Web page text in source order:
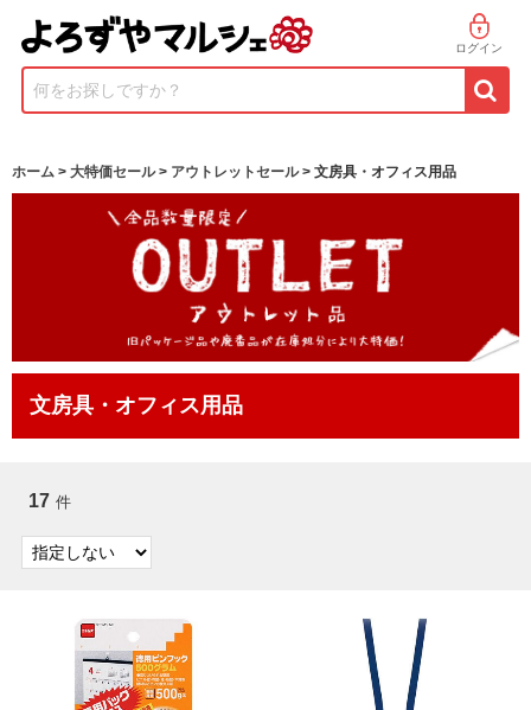
ログイン
何をお探しですか？
ホーム > 大特価セール> アウトレットセール> 文房具・オフィス用品
文房具・オフィス用品
17 件